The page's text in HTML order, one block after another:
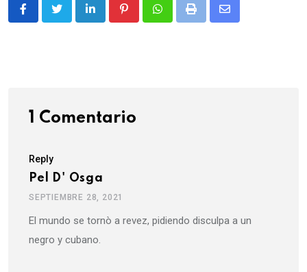
LinkedInPinterestWhatsappPrint
Share
1 Comentario
Reply
Pel D' Osga
SEPTIEMBRE 28, 2021
El mundo se tornò a revez, pidiendo disculpa a un
negro y cubano.